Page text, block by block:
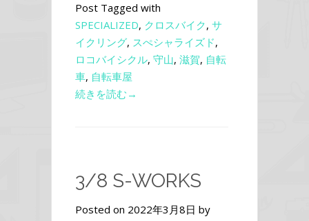
Post Tagged with
SPECIALIZED, クロスバイク, サ
イクリング, スぺシャライズド,
ロコバイシクル, 守山, 滋賀, 自転
車, 自転車屋
続きを読む→
3/8 S-WORKS
Posted on 2022年3月8日 by